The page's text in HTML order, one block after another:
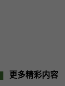
更多精彩内容